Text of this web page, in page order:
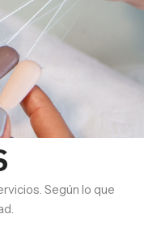
Según lo que